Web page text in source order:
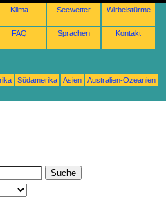
Klima Seewetter Wirbelstürme
FAQ Sprachen Kontakt
Südamerika Asien
Australien-Ozeanien